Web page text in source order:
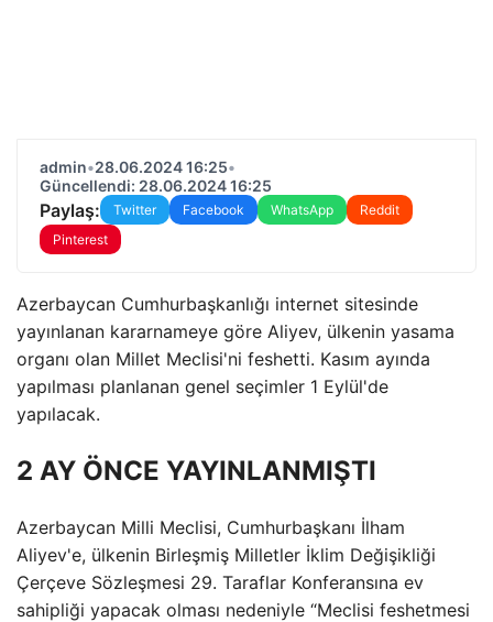
admin•28.06.2024 16:25•
Güncellendi: 28.06.2024 16:25
Paylaş: Twitter Facebook WhatsApp
Reddit
Pinterest
Azerbaycan Cumhurbaşkanlığı internet sitesinde
yayınlanan kararnameye göre Aliyev, ülkenin yasama
organı olan Millet Meclisi'ni feshetti. Kasım ayında
yapılması planlanan genel seçimler 1 Eylül'de
yapılacak.
2 AY ÖNCE YAYINLANMIŞTI
Azerbaycan Milli Meclisi, Cumhurbaşkanı İlham
Aliyev'e, ülkenin Birleşmiş Milletler İklim Değişikliği
Çerçeve Sözleşmesi 29. Taraflar Konferansına ev
sahipliği yapacak olması nedeniyle “Meclisi feshetmesi